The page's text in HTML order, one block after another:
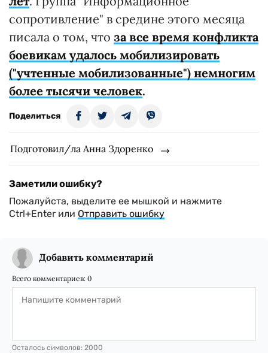
сопротивление" в средине этого месяца
писала о том, что за все время конфликта
боевикам удалось мобилизировать
("учтенные мобилизованные") немногим
более тысячи человек.
Поделиться
Подготовил/ла Анна Здоренко
Заметили ошибку?
Пожалуйста, выделите ее мышкой и нажмите
Ctrl+Enter или Отправить ошибку
Добавить комментарий
Всего комментариев: 0
Осталось символов: 2000